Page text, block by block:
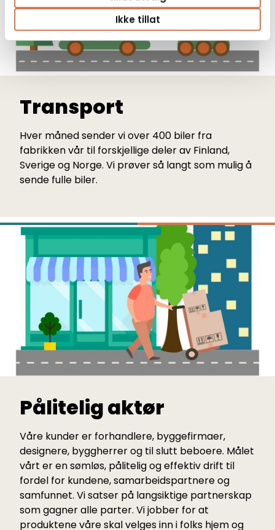
Ikke tillat
Transport
Hver måned sender vi over 400 biler fra
fabrikken vår til forskjellige deler av Finland,
Sverige og Norge. Vi prøver så langt som mulig å
sende fulle biler.
Pålitelig aktør
Våre kunder er forhandlere, byggefirmaer,
designere, byggherrer og til slutt beboere. Målet
vårt er en sømløs, pålitelig og effektiv drift til
fordel for kundene, samarbeidspartnere og
samfunnet. Vi satser på langsiktige partnerskap
som gagner alle parter. Vi jobber for at
produktene våre skal velges inn i folks hjem og